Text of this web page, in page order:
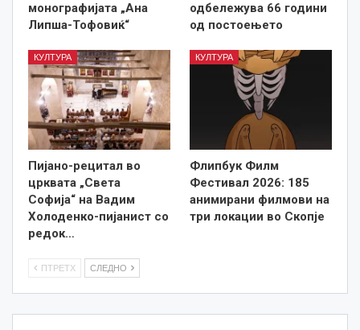
монографијата „Ана
Липша-Тофовиќ“
одбележува 66 години
од постоењето
КУЛТУРА
Пијано-рецитал во
црквата „Света
Софија“ на Вадим
Холоденко-пијанист со
редок…
КУЛТУРА
Флипбук Филм
Фестивал 2026: 185
анимирани филмови на
три локации во Скопје
ПТРЕТХ СЛЕДНО